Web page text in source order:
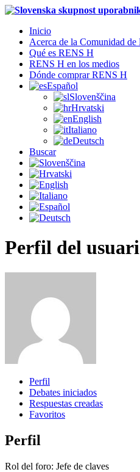
Inicio
Acerca de la Comunidad
Qué es RENS H
RENS H en los medios
Dónde comprar RENS H
Español
Slovenščina
Hrvatski
English
Italiano
Deutsch
Buscar
Perfil del
Perfil
Debates iniciados
Respuestas creadas
Favoritos
Perfil
Rol del foro: Jefe de claves